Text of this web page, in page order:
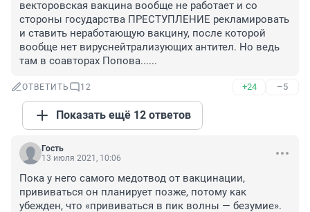
векторовская вакцина вообще не работает и со
стороны государства ПРЕСТУПЛЕНИЕ рекламировать
и ставить неработающую вакцину, после которой
вообще нет вируснейтрализующих антител. Но ведь
там в соавторах Попова......
ОТВЕТИТЬ 12 +24 –5
Показать ещё 12 ответов
Гость
13 июля 2021, 10:06
Пока у него самого медотвод от вакцинации,
прививаться он планирует позже, потому как
убежден, что «прививаться в пик волны — безумие».